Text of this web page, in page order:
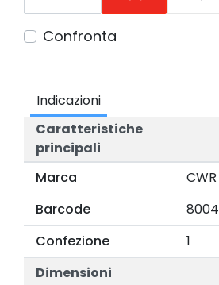
Confronta
Indicazioni
Caratteristiche
principali
Marca
CWR
Barcode
Confezione
1
Dimensioni